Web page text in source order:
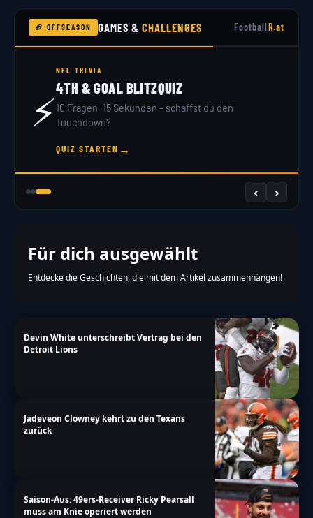
🏈 OFFSEASON GAMES &CHALLENGES FootballR.at
⚡
NFL TRIVIA
4TH & GOAL BLITZQUIZ
10 Fragen, 15 Sekunden – schaffst du den
Touchdown?
QUIZ STARTEN →
‹ ›
Für dich ausgewählt
Entdecke die Geschichten, die mit dem Artikel zusammenhängen!
Devin White unterschreibt Vertrag bei den
Detroit Lions
Jadeveon Clowney kehrt zu den Texans
zurück
Saison-Aus: 49ers-Receiver Ricky Pearsall
muss am Knie operiert werden